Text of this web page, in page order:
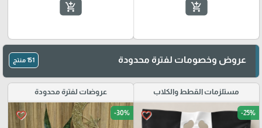
add_shopping_cart
add_shopping_cart
عروض وخصومات لفترة محدودة 151 منتج
مستلزمات القطط والكلاب
favorite_border -25%
عروضات لفترة محدودة
favorite_border -30%